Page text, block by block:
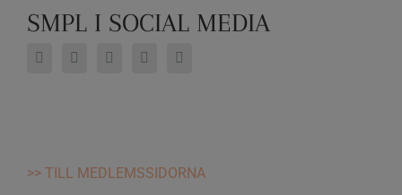
SMPL I SOCIAL MEDIA
>> TILL MEDLEMSSIDORNA